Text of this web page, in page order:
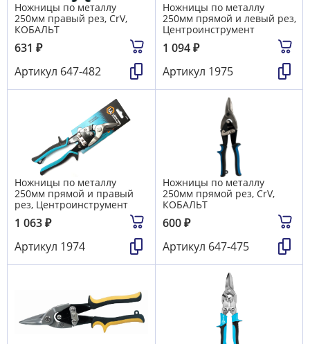
Ножницы по металлу
250мм правый рез, CrV,
КОБАЛЬТ
631 ₽
Артикул 647-482
Ножницы по металлу
250мм прямой и левый рез,
Центроинструмент
1 094₽
Артикул 1975
Ножницы по металлу
250мм прямой и правый
рез, Центроинструмент
1 063₽
Артикул 1974
Ножницы по металлу
250мм прямой рез, CrV,
КОБАЛЬТ
600₽
Артикул 647-475